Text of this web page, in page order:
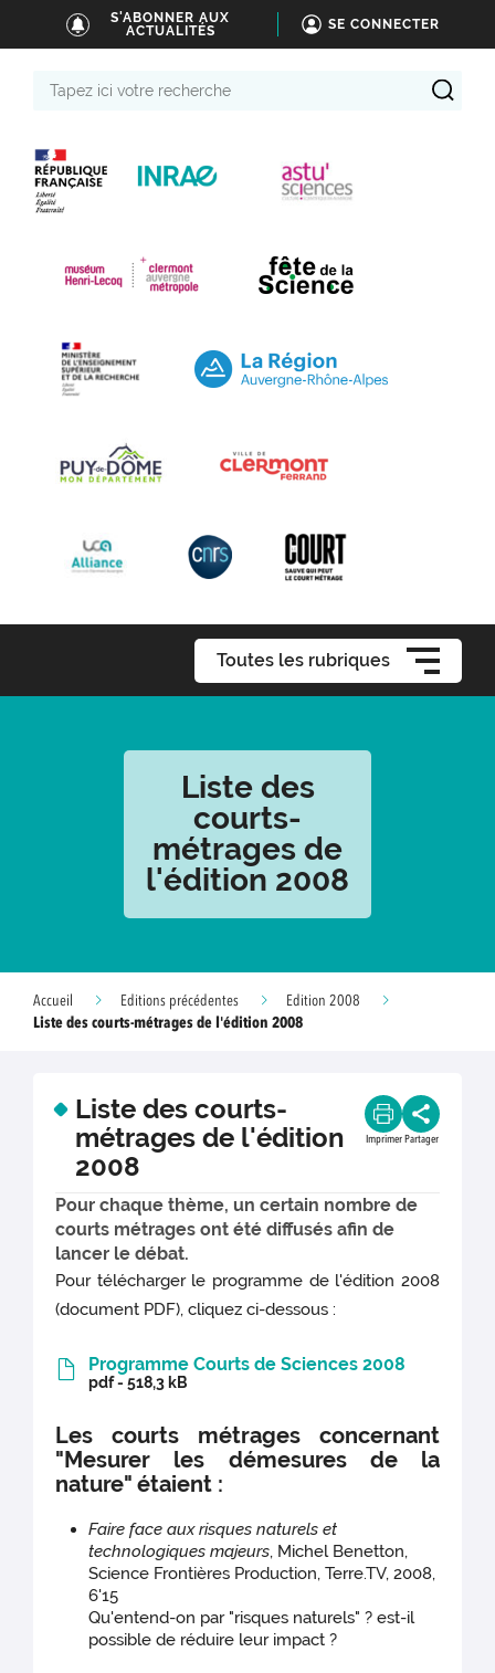
S'ABONNER AUX
ACTUALITÉS
SE CONNECTER
Toutes les rubriques
Liste des
courts-
métrages de
l'édition 2008
Accueil Editions précédentes
Edition 2008
Liste des courts-métrages de l'édition 2008
Liste des courts-
métrages de l'édition
2008
Imprimer Partager
Pour chaque thème, un certain nombre de
courts métrages ont été diffusés afin de
lancer le débat.
Pour télécharger le programme de l'édition 2008
(document PDF), cliquez ci-dessous :
Programme Courts de Sciences 2008
pdf - 518,3 kB
Les courts métrages concernant
"Mesurer les démesures de la
nature" étaient :
Faire face aux risques naturels et
technologiques majeurs, Michel Benetton,
Science Frontières Production, Terre.TV, 2008,
6'15
Qu'entend-on par "risques naturels" ? est-il
possible de réduire leur impact ?